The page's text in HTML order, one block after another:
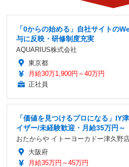
「0からの始める」自社サイトの
与に反映・研修制度充実
AQUARIUS株式会社
東京都
月給30万1,900円～40万円
正社員
「価値を見つけるプロになる」IY
イザー/未経験歓迎・月給35万円～
おたからや イトーヨーカドー津久野
大阪府
月給35万円～45万円